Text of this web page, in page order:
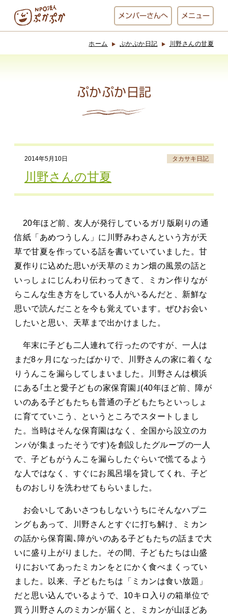
メンバーさんへ メニュー
お休み中
でんぱた
ぷかぷかさんと
お知らせ ぷかぷか日記
アクセス 採用情報
お問い合わせ
ホーム ぷかぷか日記 川野さんの甘夏
ぷかぷか日記
2014年5月10日 タカサキ日記
川野さんの甘夏
20年ほど前、友人が発行しているガリ版刷りの通
信紙「あめつうしん」に川野みわさんという方が天
草で甘夏を作っている話を書いていていました。甘
夏作りに込めた思いが天草のミカン畑の風景の話と
いっしょにじんわり伝わってきて、ミカン作りなが
らこんな生き方をしている人がいるんだと、新鮮な
思いで読んだことを今も覚えています。ぜひお会い
したいと思い、天草まで出かけました。
年末に子ども二人連れて行ったのですが、一人は
まだ8ヶ月になったばかりで、川野さんの家に着くな
りうんこを漏らしてしまいました。川野さんは横浜
にある｢土と愛子どもの家保育園｣(40年ほど前、障が
いのある子どもたちも普通の子どもたちといっしょ
に育てていこう、というところでスタートしまし
た。当時はそんな保育園はなく、全国から設立のカ
ンパが集まったそうです)を創設したグループの一人
で、子どもがうんこを漏らしたぐらいで慌てるよう
な人ではなく、すぐにお風呂場を貸してくれ、子ど
ものおしりを洗わせてもらいました。
お会いしてあいさつもしないうちにそんなハプニ
ングもあって、川野さんとすぐに打ち解け、ミカン
の話から保育園､障がいのある子どもたちの話まで大
いに盛り上がりました。その間、子どもたちは山盛
りにおいてあったミカンをとにかく食べまくってい
ました。以来、子どもたちは「ミカンは食い放題」
だと思い込んでいるようで、10キロ入りの箱単位で
買う川野さんのミカンが届くと、ミカンが山ほどあ